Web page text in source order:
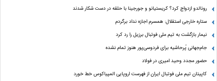
رونالدو ازدواج کرد؟ کریستیانو و جورجینا با حلقه در دست شکار شدند
ستاره خارجی استقلال: همسرم اجازه نداد برگردم
نیمار بازگشت به تیم ملی فوتبال برزیل را رد کرد
جام‌جهانی پُرحاشیه برای فردوسی‌پور هنوز تمام نشده
حضور مجدد وحید امیری در فولاد
کاپیتان تیم ملی فوتبال ایران از فهرست اروپایی المپیاکوس خط خورد